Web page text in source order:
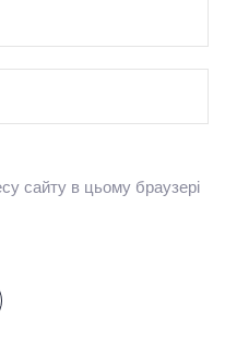
сайту в цьому браузері